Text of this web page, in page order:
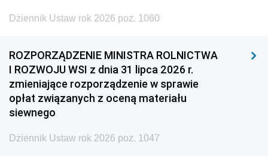
Dziennik Ustaw rok 2026 poz. 1060
ROZPORZĄDZENIE MINISTRA ROLNICTWA
I ROZWOJU WSI z dnia 31 lipca 2026 r.
zmieniające rozporządzenie w sprawie
opłat związanych z oceną materiału
siewnego
Dziennik Ustaw rok 2026 poz. 1047